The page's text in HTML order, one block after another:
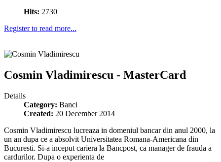
Hits: 2730
Register to read more...
Cosmin Vladimirescu - MasterCard
Details
Category: Banci
Created: 20 December 2014
Cosmin Vladimirescu lucreaza in domeniul bancar din anul 2000, la
un an dupa ce a absolvit Universitatea Romana-Americana din
Bucuresti. Si-a inceput cariera la Bancpost, ca manager de frauda a
cardurilor. Dupa o experienta de